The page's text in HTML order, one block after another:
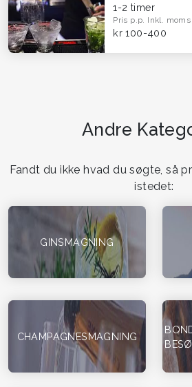
1-2 timer
Pris p.p. Inkl. moms
kr 100-400
Andre
Fandt du ikke hvad du søgte, så
istedet:
GINSMAGNING
CHAMPAGNESMAGNING